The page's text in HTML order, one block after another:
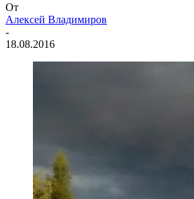
От
Алексей Владимиров
-
18.08.2016